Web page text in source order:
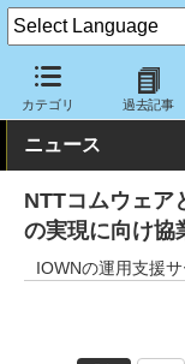
カテゴリ 過去記事
クラウド Watch トピ
ニュース
NTTコムウェ
の実現に向け協
IOWNの運用支援